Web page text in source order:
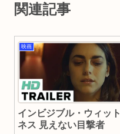
関連記事
映画
インビジブル・ウィット
ネス 見えない目撃者